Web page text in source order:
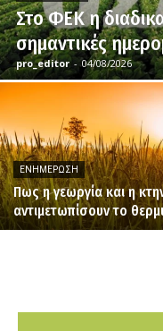
Στο ΦΕΚ η
σημαντικές
pro_editor - 04/08/2026
ΕΝΗΜΈΡΩΣΗ
Πως η γεωργία και η
αντιμετωπίσουν το